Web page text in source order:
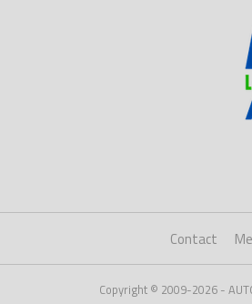
Contact
Copyright © 2009-2026 -